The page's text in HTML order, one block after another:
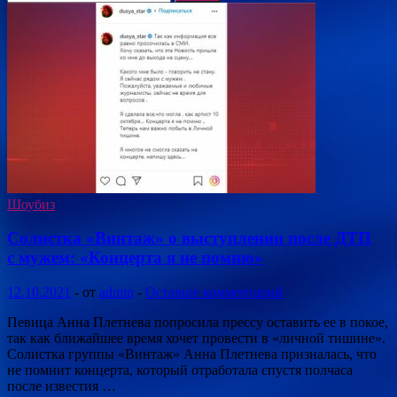
Шоубиз
Солистка «Винтаж» о выступлении после ДТП
с мужем: «Концерта я не помню»
12.10.2021 - от admin - Оставьте комментарий
Певица Анна Плетнева попросила прессу оставить ее в покое,
так как ближайшее время хочет провести в «личной тишине».
Солистка группы «Винтаж» Анна Плетнева призналась, что
не помнит концерта, который отработала спустя полчаса
после известия …